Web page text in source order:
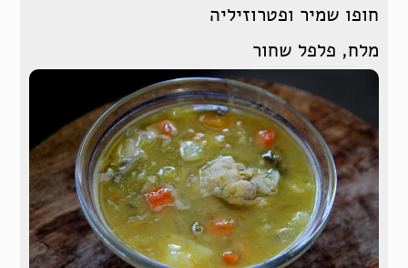
חופו שמיר ופטרוזיליה
מלח, פלפל שחור